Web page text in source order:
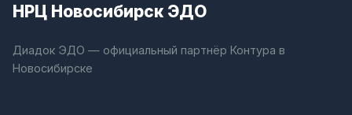
НРЦ Новосибирск ЭДО
Диадок ЭДО — официальный партнёр Контура в
Новосибирске